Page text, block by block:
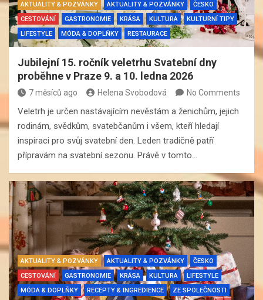
AKTUALITY & POZVÁNKY AKTUALITY & POZVÁNKY
ČESKO
CESTOVÁNÍ
GASTRONOMIE KRÁSA KULTURA
KULTURNÍ TIPY
LIFESTYLE
MÓDA & DOPLŇKY RESTAURACE
Jubilejní 15. ročník veletrhu Svatební dny
proběhne v Praze 9. a 10. ledna 2026
7 měsíců ago Helena Svobodová No Comments
Veletrh je určen nastávajícím nevěstám a ženichům, jejich
rodinám, svědkům, svatebčanům i všem, kteří hledají
inspiraci pro svůj svatební den. Leden tradičně patří
přípravám na svatební sezonu. Právě v tomto…
AKTUALITY & POZVÁNKY AKTUALITY & POZVÁNKY
ČESKO
CESTOVÁNÍ
GASTRONOMIE KRÁSA KULTURA
LIFESTYLE
MÓDA & DOPLŇKY
RECEPTY & INGREDIENCE ZE SPOLEČNOSTI